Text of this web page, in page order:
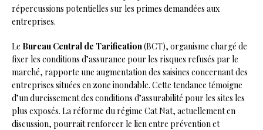
répercussions potentielles sur les primes demandées aux
entreprises.
Le Bureau Central de Tarification(BCT), organisme chargé de
fixer les conditions d’assurance pour les risques refusés par le
marché, rapporte une augmentation des saisines concernant des
entreprises situées en zone inondable. Cette tendance témoigne
d’un durcissement des conditions d’assurabilité pour les sites les
plus exposés. La réforme du régime Cat Nat, actuellement en
discussion, pourrait renforcer le lien entre prévention et